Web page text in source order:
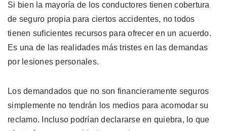
Si bien la mayoría de los conductores tienen cobertura
de seguro propia para ciertos accidentes, no todos
tienen suficientes recursos para ofrecer en un acuerdo.
Es una de las realidades más tristes en las demandas
por lesiones personales.
Los demandados que no son financieramente seguros
simplemente no tendrán los medios para acomodar su
reclamo. Incluso podrían declararse en quiebra, lo que